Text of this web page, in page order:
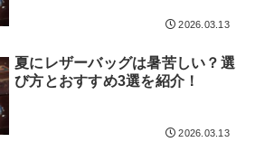
円
2026.03.13
夏にレザーバッグは暑苦しい？選
び方とおすすめ3選を紹介！
2026.03.13